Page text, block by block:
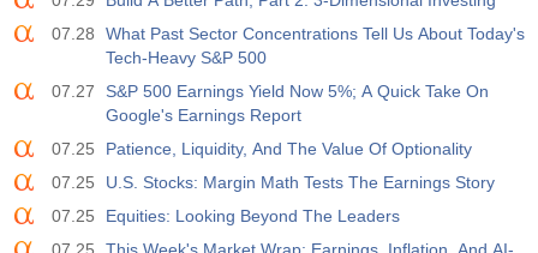
07.28
What Past Sector Concentrations Tell Us About Today's
Tech-Heavy S&P 500
07.27
S&P 500 Earnings Yield Now 5%; A Quick Take On
Google's Earnings Report
07.25
Patience, Liquidity, And The Value Of Optionality
07.25
U.S. Stocks: Margin Math Tests The Earnings Story
07.25
Equities: Looking Beyond The Leaders